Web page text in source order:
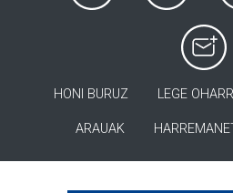
HONI BURUZ LEGE
ARAUAK